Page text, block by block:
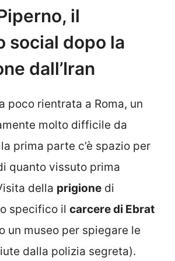
il
social dopo la
dall’Iran
poco rientrata a Roma, un
molto difficile da
prima parte c’è spazio per
quanto vissuto prima
della prigione di
specifico il carcere di Ebrat
un museo per spiegare le
dalla polizia segreta).